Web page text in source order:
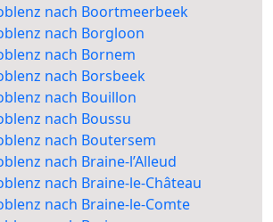
nach Boortmeerbeek
nach Borgloon
nach Bornem
nach Borsbeek
nach Bouillon
nach Boussu
nach Boutersem
nach Braine-l’Alleud
nach Braine-le-Château
nach Braine-le-Comte